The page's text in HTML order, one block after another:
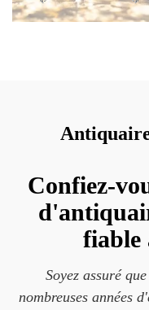
Confiez-
fiable
Soyez assuré
nombreuses années